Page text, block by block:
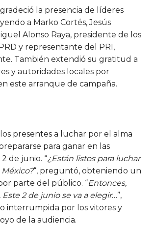
la presencia de líderes
a Marko Cortés, Jesús
Alonso Raya, presidente de los
y representante del PRI,
También extendió su gratitud a
y autoridades locales por
este arranque de campaña.
presentes a luchar por el alma
para ganar en las
de junio. “¿Están listos para luchar
“, preguntó, obteniendo un
parte del público. “Entonces,
Este 2 de junio se va a elegir…”,
interrumpida por los vitores y
de la audiencia.